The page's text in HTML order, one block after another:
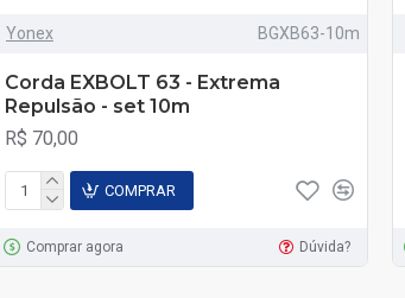
Yonex BGXB63-10m
Corda EXBOLT 63 - Extrema
Repulsão - set 10m
R$ 70,00
COMPRAR
Comprar agora Dúvida?